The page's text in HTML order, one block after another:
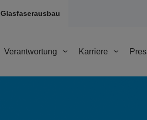
Glasfaserausbau
Verantwortung Karriere